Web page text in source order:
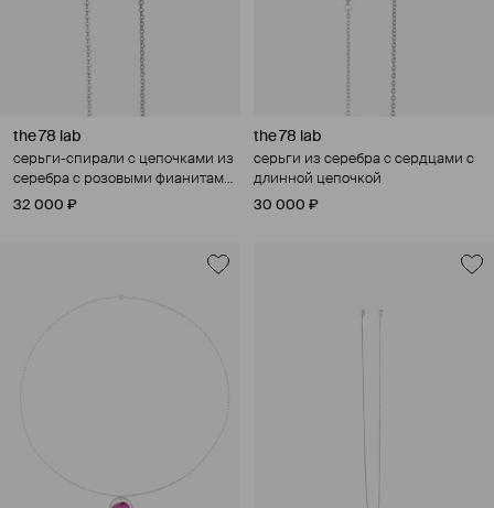
the 78 lab
серьги-спирали с цепочками из
серебра с розовыми фианитами
с длинной цепочкой
32 000 ₽
the 78 lab
серьги из серебра с сердцами с
длинной цепочкой
30 000 ₽